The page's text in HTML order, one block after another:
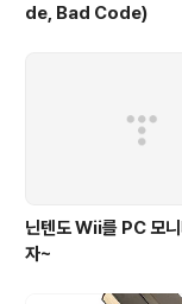
de, Bad Code)
닌텐도 Wii를 PC 모니
자~